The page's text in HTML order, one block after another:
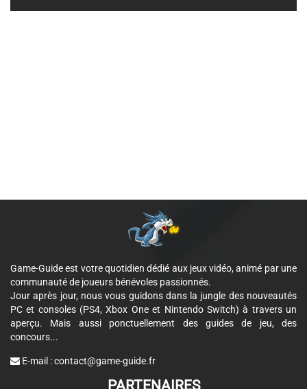
Game-Guide est votre quotidien dédié aux jeux vidéo, animé par une
communauté de joueurs bénévoles passionnés.
Jour après jour, nous vous guidons dans la jungle des nouveautés
PC et consoles (PS4, Xbox One et Nintendo Switch) à travers un
aperçu. Mais aussi ponctuellement des guides de jeu, des
concours...
E-mail :contact@game-guide.fr
PARTENAIRES